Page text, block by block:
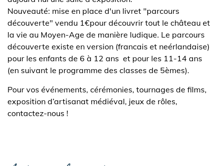
Nouveauté: mise en place d'un livret "parcours
découverte" vendu 1€pour découvrir tout le château et
la vie au Moyen-Age de manière ludique. Le parcours
découverte existe en version (francais et neérlandaise)
pour les enfants de 6 à 12 ans et pour les 11-14 ans
(en suivant le programme des classes de 5èmes).
Pour vos événements, cérémonies, tournages de films,
exposition d’artisanat médiéval, jeux de rôles,
contactez-nous !